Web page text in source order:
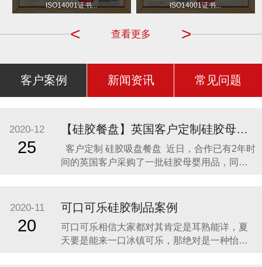
ISO14001证书... ISO14001证书...
>
查看更多
<
客户案例 新闻资讯 常见问题
2020-12
25
【硅胶餐盘】英国客户定制硅胶母婴用品 硅胶吸盘餐盘
客户定制 硅胶吸盘餐盘 近日，合作已有2年时
间的英国客户采购了一批硅胶母婴用品，同时
价格最合理，服务最贴心，正如两年来多次合
作一样。众盛硅胶不是硅胶制品行业内最好
的，但绝对是他合作过众多硅胶制品
2020-11
20
可口可乐硅胶制品案例
可口可乐相信大家都对其肯定是耳熟能详，夏
天要是能来一口冰镇可乐，那绝对是一种怡神